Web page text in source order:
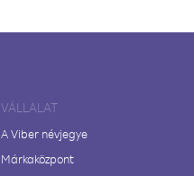
VÁLLALAT
A Viber névjegye
Márkaközpont